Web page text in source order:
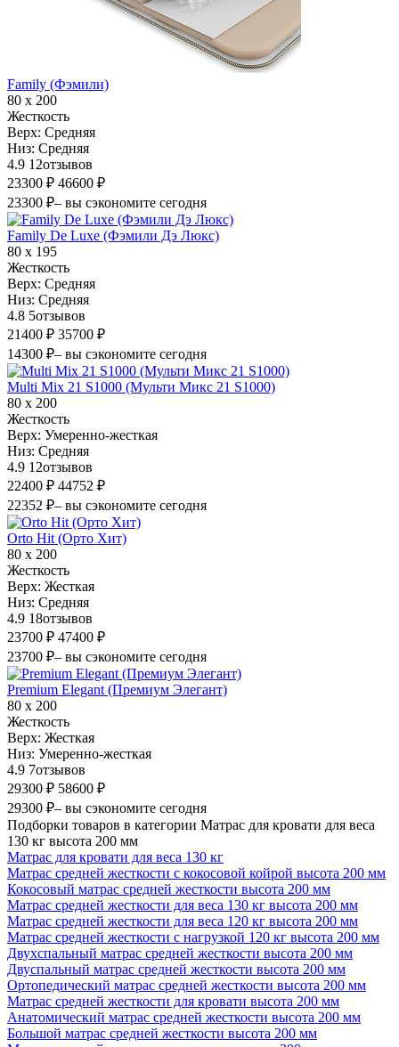
Family (Фэмили)
80 х 200
Жесткость
Верх: Средняя
Низ: Средняя
4.9 12отзывов
23300 ₽ 46600 ₽
23300 ₽– вы сэкономите сегодня
Family De Luxe (Фэмили Дэ Люкс)
80 х 195
Жесткость
Верх: Средняя
Низ: Средняя
4.8 5отзывов
21400 ₽ 35700 ₽
14300 ₽– вы сэкономите сегодня
Multi Mix 21 S1000 (Мульти Микс 21 S1000)
80 х 200
Жесткость
Верх: Умеренно-жесткая
Низ: Средняя
4.9 12отзывов
22400 ₽ 44752 ₽
22352 ₽– вы сэкономите сегодня
Orto Hit (Орто Хит)
80 х 200
Жесткость
Верх: Жесткая
Низ: Средняя
4.9 18отзывов
23700 ₽ 47400 ₽
23700 ₽– вы сэкономите сегодня
Premium Elegant (Премиум Элегант)
80 х 200
Жесткость
Верх: Жесткая
Низ: Умеренно-жесткая
4.9 7отзывов
29300 ₽ 58600 ₽
29300 ₽– вы сэкономите сегодня
Подборки товаров в категории Матрас для кровати для веса
130 кг высота 200 мм
Матрас для кровати для веса 130 кг
Матрас средней жесткости с кокосовой койрой высота 200 мм
Кокосовый матрас средней жесткости высота 200 мм
Матрас средней жесткости для веса 130 кг высота 200 мм
Матрас средней жесткости для веса 120 кг высота 200 мм
Матрас средней жесткости с нагрузкой 120 кг высота 200 мм
Двухспальный матрас средней жесткости высота 200 мм
Двуспальный матрас средней жесткости высота 200 мм
Ортопедический матрас средней жесткости высота 200 мм
Матрас средней жесткости для кровати высота 200 мм
Анатомический матрас средней жесткости высота 200 мм
Большой матрас средней жесткости высота 200 мм